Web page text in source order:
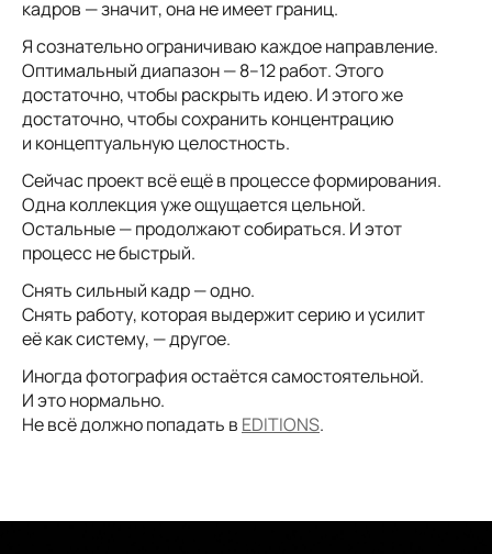
кадров — значит, она не имеет границ.
Я сознательно ограничиваю каждое направление.
Оптимальный диапазон — 8–12 работ. Этого
достаточно, чтобы раскрыть идею. И этого же
достаточно, чтобы сохранить концентрацию
и концептуальную целостность.
Сейчас проект всё ещё в процессе формирования.
Одна коллекция уже ощущается цельной.
Остальные — продолжают собираться. И этот
процесс не быстрый.
Снять сильный кадр — одно.
Снять работу, которая выдержит серию и усилит
её как систему, — другое.
Иногда фотография остаётся самостоятельной.
И это нормально.
Не всё должно попадать в EDITIONS.